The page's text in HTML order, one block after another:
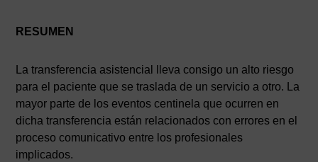
RESUMEN
La transferencia asistencial lleva consigo un alto riesgo
para el paciente que se traslada de un servicio a otro. La
mayor parte de los eventos centinela que ocurren en
dicha transferencia están relacionados con errores en el
proceso comunicativo entre los profesionales
implicados.